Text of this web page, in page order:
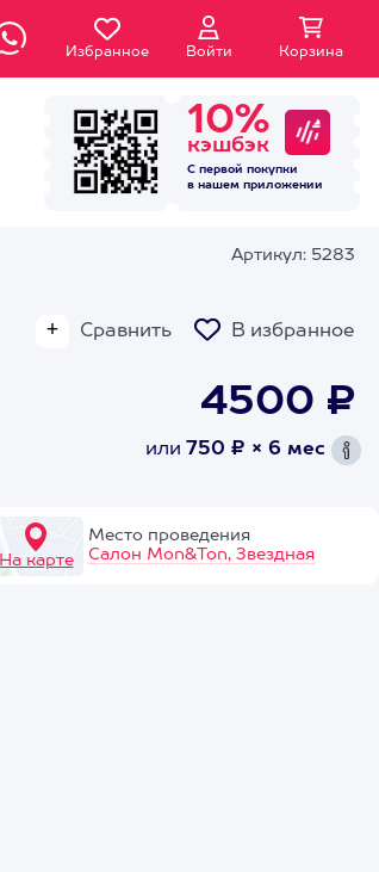
Избранное Войти Корзина
10%
кэшбэк
С первой покупки
в нашем приложении
Артикул: 5283
Сравнить В избранное
4500 ₽
или 750 ₽ × 6 мес
На карте
Место проведения
Салон Mon&Ton, Звездная